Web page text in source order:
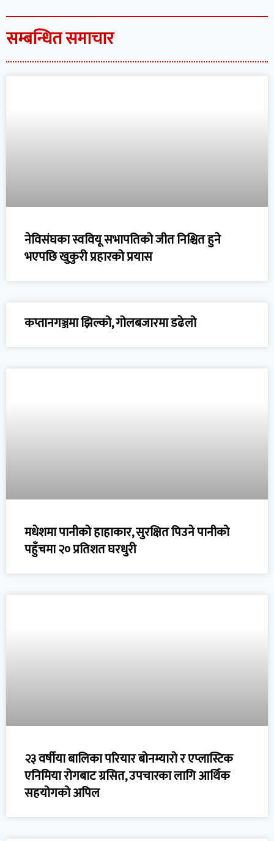
सम्बन्धित समाचार
नेविसंघका स्ववियू सभापतिको जीत निश्चित हुने
भएपछि खुकुरी प्रहारको प्रयास
कप्तानगञ्जमा झिल्को, गोलबजारमा डढेलो
मधेशमा पानीको हाहाकार, सुरक्षित पिउने पानीको
पहुँचमा २० प्रतिशत घरधुरी
२३ वर्षीया बालिका परियार बोनम्यारो र एप्लास्टिक
एनिमिया रोगबाट ग्रसित, उपचारका लागि आर्थिक
सहयोगको अपिल